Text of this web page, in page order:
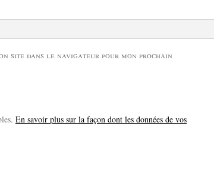
site dans le navigateur pour mon prochain
En savoir plus sur la façon dont les données de vos